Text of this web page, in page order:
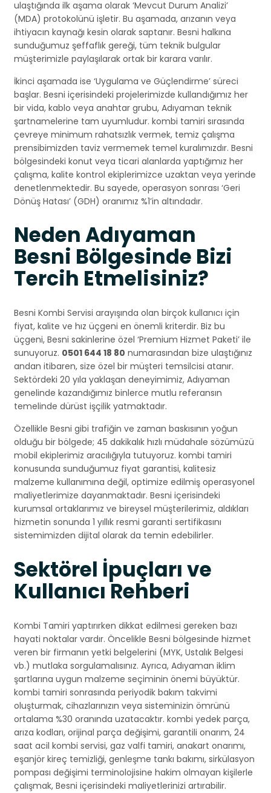
ulaştığında ilk aşama olarak ‘Mevcut Durum Analizi’
(MDA) protokolünü işletir. Bu aşamada, arızanın veya
ihtiyacın kaynağı kesin olarak saptanır. Besni halkına
sunduğumuz şeffaflık gereği, tüm teknik bulgular
müşterimizle paylaşılarak ortak bir karara varılır.
İkinci aşamada ise ‘Uygulama ve Güçlendirme’ süreci
başlar. Besni içerisindeki projelerimizde kullandığımız her
bir vida, kablo veya anahtar grubu, Adıyaman teknik
şartnamelerine tam uyumludur. kombi tamiri sırasında
çevreye minimum rahatsızlık vermek, temiz çalışma
prensibimizden taviz vermemek temel kuralımızdır. Besni
bölgesindeki konut veya ticari alanlarda yaptığımız her
çalışma, kalite kontrol ekiplerimizce uzaktan veya yerinde
denetlenmektedir. Bu sayede, operasyon sonrası ‘Geri
Dönüş Hatası’ (GDH) oranımız %1’in altındadır.
Neden Adıyaman
Besni Bölgesinde Bizi
Tercih Etmelisiniz?
Besni Kombi Servisi arayışında olan birçok kullanıcı için
fiyat, kalite ve hız üçgeni en önemli kriterdir. Biz bu
üçgeni, Besni sakinlerine özel ‘Premium Hizmet Paketi’ ile
sunuyoruz. 0501 644 18 80 numarasından bize ulaştığınız
andan itibaren, size özel bir müşteri temsilcisi atanır.
Sektördeki 20 yıla yaklaşan deneyimimiz, Adıyaman
genelinde kazandığımız binlerce mutlu referansın
temelinde dürüst işçilik yatmaktadır.
Özellikle Besni gibi trafiğin ve zaman baskısının yoğun
olduğu bir bölgede; 45 dakikalık hızlı müdahale sözümüzü
mobil ekiplerimiz aracılığıyla tutuyoruz. kombi tamiri
konusunda sunduğumuz fiyat garantisi, kalitesiz
malzeme kullanımına değil, optimize edilmiş operasyonel
maliyetlerimize dayanmaktadır. Besni içerisindeki
kurumsal ortaklarımız ve bireysel müşterilerimiz, aldıkları
hizmetin sonunda 1 yıllık resmi garanti sertifikasını
sistemimizden dijital olarak da temin edebilirler.
Sektörel İpuçları ve
Kullanıcı Rehberi
Kombi Tamiri yaptırırken dikkat edilmesi gereken bazı
hayati noktalar vardır. Öncelikle Besni bölgesinde hizmet
veren bir firmanın yetki belgelerini (MYK, Ustalık Belgesi
vb.) mutlaka sorgulamalısınız. Ayrıca, Adıyaman iklim
şartlarına uygun malzeme seçiminin önemi büyüktür.
kombi tamiri sonrasında periyodik bakım takvimi
oluşturmak, cihazlarınızın veya sisteminizin ömrünü
ortalama %30 oranında uzatacaktır. kombi yedek parça,
arıza kodları, orijinal parça değişimi, garantili onarım, 24
saat acil kombi servisi, gaz valfi tamiri, anakart onarımı,
eşanjör kireç temizliği, genleşme tankı bakımı, sirkülasyon
pompası değişimi terminolojisine hakim olmayan kişilerle
çalışmak, Besni içerisindeki maliyetlerinizi artırabilir.